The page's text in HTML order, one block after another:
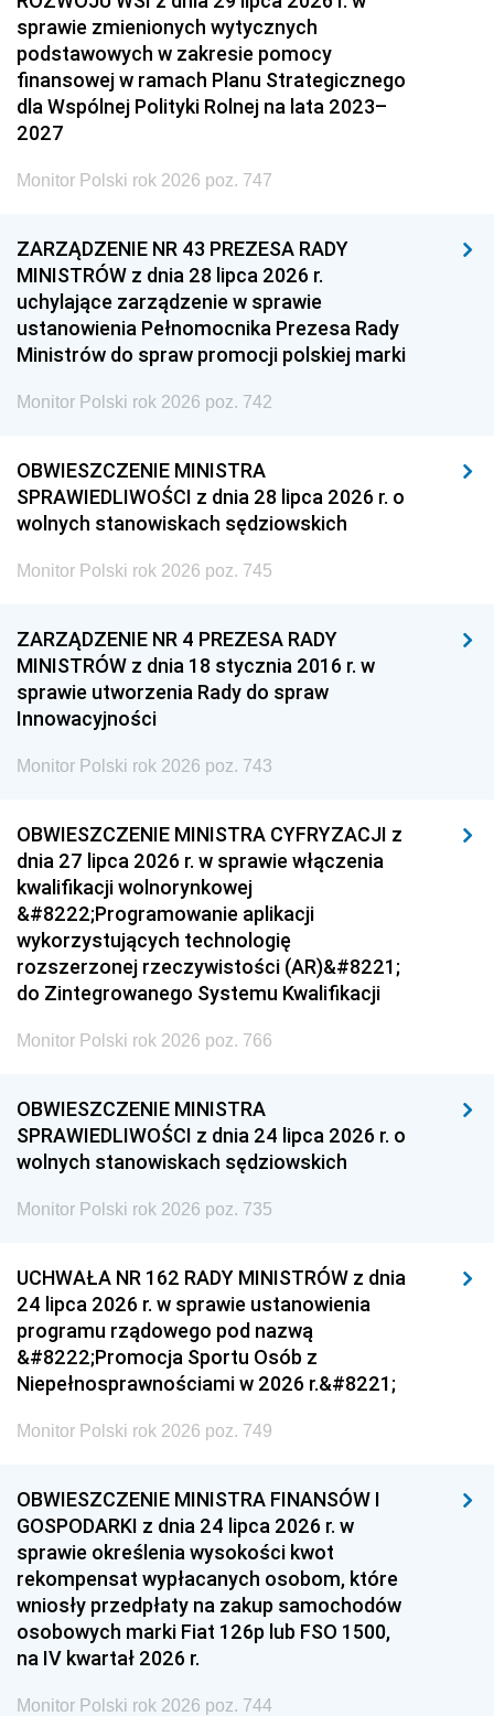
sprawie zmienionych wytycznych
podstawowych w zakresie pomocy
finansowej w ramach Planu Strategicznego
dla Wspólnej Polityki Rolnej na lata 2023–
2027
Monitor Polski rok 2026 poz. 747
ZARZĄDZENIE NR 43 PREZESA RADY
MINISTRÓW z dnia 28 lipca 2026 r.
uchylające zarządzenie w sprawie
ustanowienia Pełnomocnika Prezesa Rady
Ministrów do spraw promocji polskiej marki
Monitor Polski rok 2026 poz. 742
OBWIESZCZENIE MINISTRA
SPRAWIEDLIWOŚCI z dnia 28 lipca 2026 r. o
wolnych stanowiskach sędziowskich
Monitor Polski rok 2026 poz. 745
ZARZĄDZENIE NR 4 PREZESA RADY
MINISTRÓW z dnia 18 stycznia 2016 r. w
sprawie utworzenia Rady do spraw
Innowacyjności
Monitor Polski rok 2026 poz. 743
OBWIESZCZENIE MINISTRA CYFRYZACJI z
dnia 27 lipca 2026 r. w sprawie włączenia
kwalifikacji wolnorynkowej
&#8222;Programowanie aplikacji
wykorzystujących technologię
rozszerzonej rzeczywistości (AR)&#8221;
do Zintegrowanego Systemu Kwalifikacji
Monitor Polski rok 2026 poz. 766
OBWIESZCZENIE MINISTRA
SPRAWIEDLIWOŚCI z dnia 24 lipca 2026 r. o
wolnych stanowiskach sędziowskich
Monitor Polski rok 2026 poz. 735
UCHWAŁA NR 162 RADY MINISTRÓW z dnia
24 lipca 2026 r. w sprawie ustanowienia
programu rządowego pod nazwą
&#8222;Promocja Sportu Osób z
Niepełnosprawnościami w 2026 r.&#8221;
Monitor Polski rok 2026 poz. 749
OBWIESZCZENIE MINISTRA FINANSÓW I
GOSPODARKI z dnia 24 lipca 2026 r. w
sprawie określenia wysokości kwot
rekompensat wypłacanych osobom, które
wniosły przedpłaty na zakup samochodów
osobowych marki Fiat 126p lub FSO 1500,
na IV kwartał 2026 r.
Monitor Polski rok 2026 poz. 744